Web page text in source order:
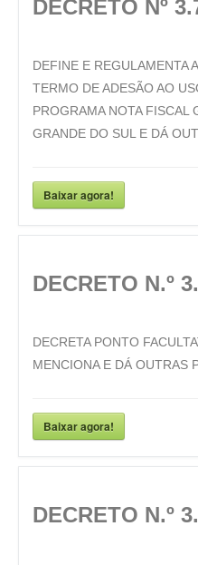
DECRETO Nº
DEFINE E REGULAMENTA
TERMO DE ADESÃO AO
PROGRAMA NOTA FISCAL
GRANDE DO SUL E DÁ
Baixar agora!
DECRETO N.º
DECRETA PONTO
MENCIONA E DÁ OUTRAS
Baixar agora!
DECRETO N.º